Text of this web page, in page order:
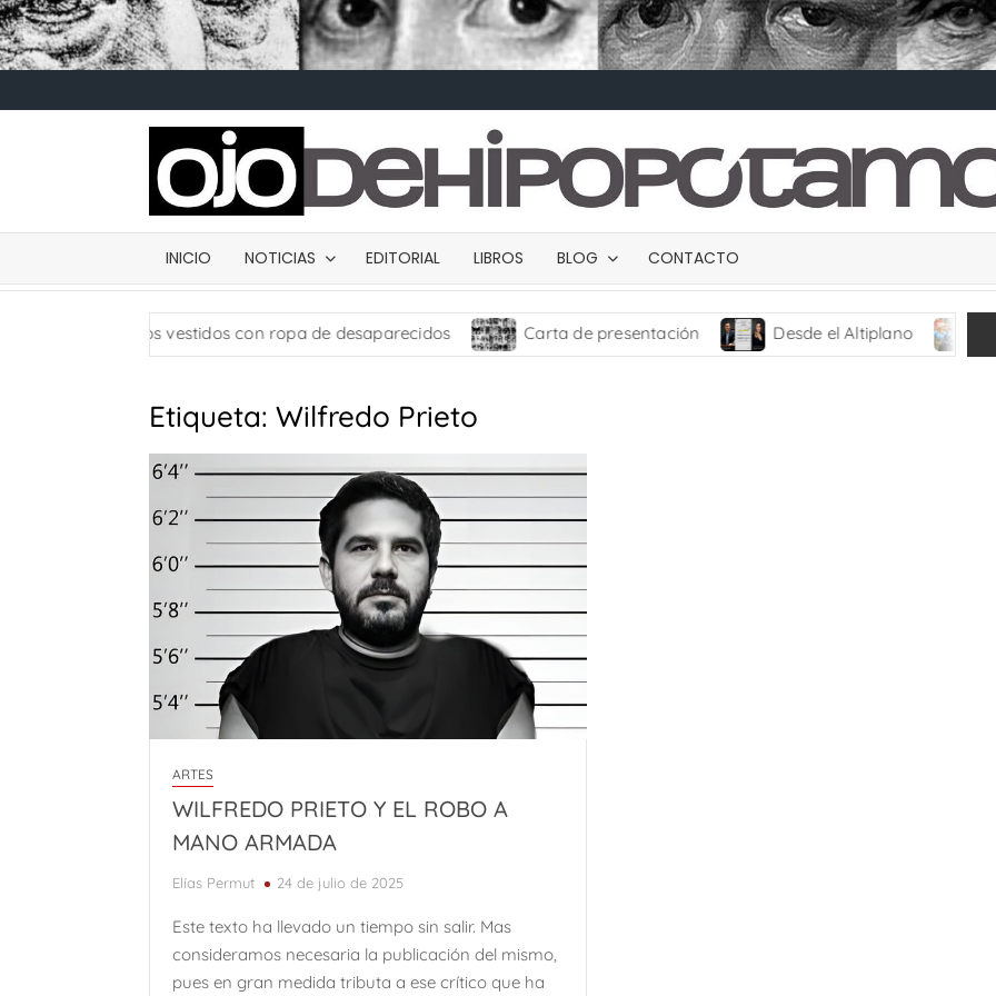
INICIO NOTICIAS EDITORIAL LIBROS BLOG CONTACTO
muñecos vestidos con ropa de desaparecidos Carta de presentación Desde el Altiplano
Etiqueta:Wilfredo Prieto
ARTES
WILFREDO PRIETO Y EL ROBO A
MANO ARMADA
Elías Permut 24 de julio de 2025
Este texto ha llevado un tiempo sin salir. Mas
consideramos necesaria la publicación del mismo,
pues en gran medida tributa a ese crítico que ha